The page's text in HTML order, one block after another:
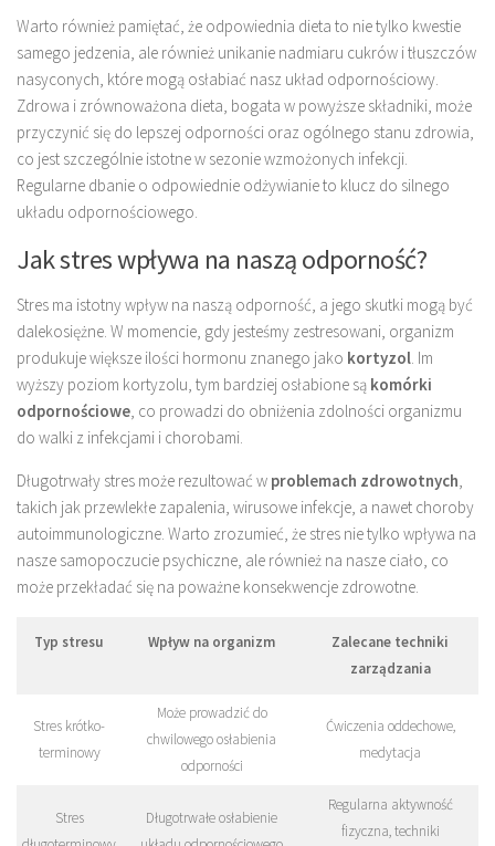
Warto również pamiętać, że odpowiednia dieta to nie tylko kwestie
samego jedzenia, ale również unikanie nadmiaru cukrów i tłuszczów
nasyconych, które mogą osłabiać nasz układ odpornościowy.
Zdrowa i zrównoważona dieta, bogata w powyższe składniki, może
przyczynić się do lepszej odporności oraz ogólnego stanu zdrowia,
co jest szczególnie istotne w sezonie wzmożonych infekcji.
Regularne dbanie o odpowiednie odżywianie to klucz do silnego
układu odpornościowego.
Jak stres wpływa na naszą odporność?
Stres ma istotny wpływ na naszą odporność, a jego skutki mogą być
dalekosiężne. W momencie, gdy jesteśmy zestresowani, organizm
produkuje większe ilości hormonu znanego jako kortyzol. Im
wyższy poziom kortyzolu, tym bardziej osłabione są komórki
odpornościowe, co prowadzi do obniżenia zdolności organizmu
do walki z infekcjami i chorobami.
Długotrwały stres może rezultować w problemach zdrowotnych,
takich jak przewlekłe zapalenia, wirusowe infekcje, a nawet choroby
autoimmunologiczne. Warto zrozumieć, że stres nie tylko wpływa na
nasze samopoczucie psychiczne, ale również na nasze ciało, co
może przekładać się na poważne konsekwencje zdrowotne.
Typ stresu Wpływ na organizm
Zalecane techniki
zarządzania
Stres krótko-
terminowy
Może prowadzić do
chwilowego osłabienia
odporności
Ćwiczenia oddechowe,
medytacja
Stres
Długotrwałe osłabienie
Regularna aktywność
fizyczna, techniki